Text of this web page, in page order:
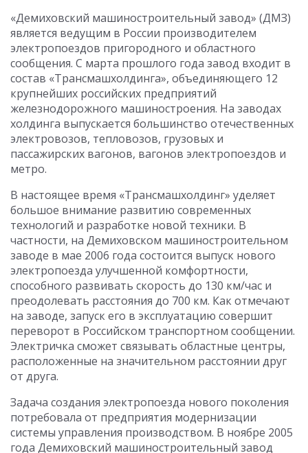
«Демиховский машиностроительный завод» (ДМЗ)
является ведущим в России производителем
электропоездов пригородного и областного
сообщения. С марта прошлого года завод входит в
состав «Трансмашхолдинга», объединяющего 12
крупнейших российских предприятий
железнодорожного машиностроения. На заводах
холдинга выпускается большинство отечественных
электровозов, тепловозов, грузовых и
пассажирских вагонов, вагонов электропоездов и
метро.
В настоящее время «Трансмашхолдинг» уделяет
большое внимание развитию современных
технологий и разработке новой техники. В
частности, на Демиховском машиностроительном
заводе в мае 2006 года состоится выпуск нового
электропоезда улучшенной комфортности,
способного развивать скорость до 130 км/час и
преодолевать расстояния до 700 км. Как отмечают
на заводе, запуск его в эксплуатацию совершит
переворот в Российском транспортном сообщении.
Электричка сможет связывать областные центры,
расположенные на значительном расстоянии друг
от друга.
Задача создания электропоезда нового поколения
потребовала от предприятия модернизации
системы управления производством. В ноябре 2005
года Демиховский машиностроительный завод